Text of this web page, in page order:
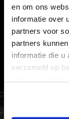
en om ons
informatie over
partners voor
partners
informatie die u
verzameld op
VEELGESTELDE
CONTACT
WERKEN BIJ
FC